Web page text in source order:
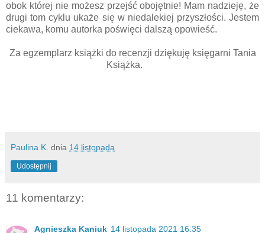
obok której nie możesz przejść obojętnie! Mam nadzieję, że
drugi tom cyklu ukaże się w niedalekiej przyszłości. Jestem
ciekawa, komu autorka poświęci dalszą opowieść.
Za egzemplarz książki do recenzji dziękuję księgarni Tania
Książka.
Paulina K. dnia 14 listopada
Udostępnij
11 komentarzy:
Agnieszka Kaniuk 14 listopada 2021 16:35